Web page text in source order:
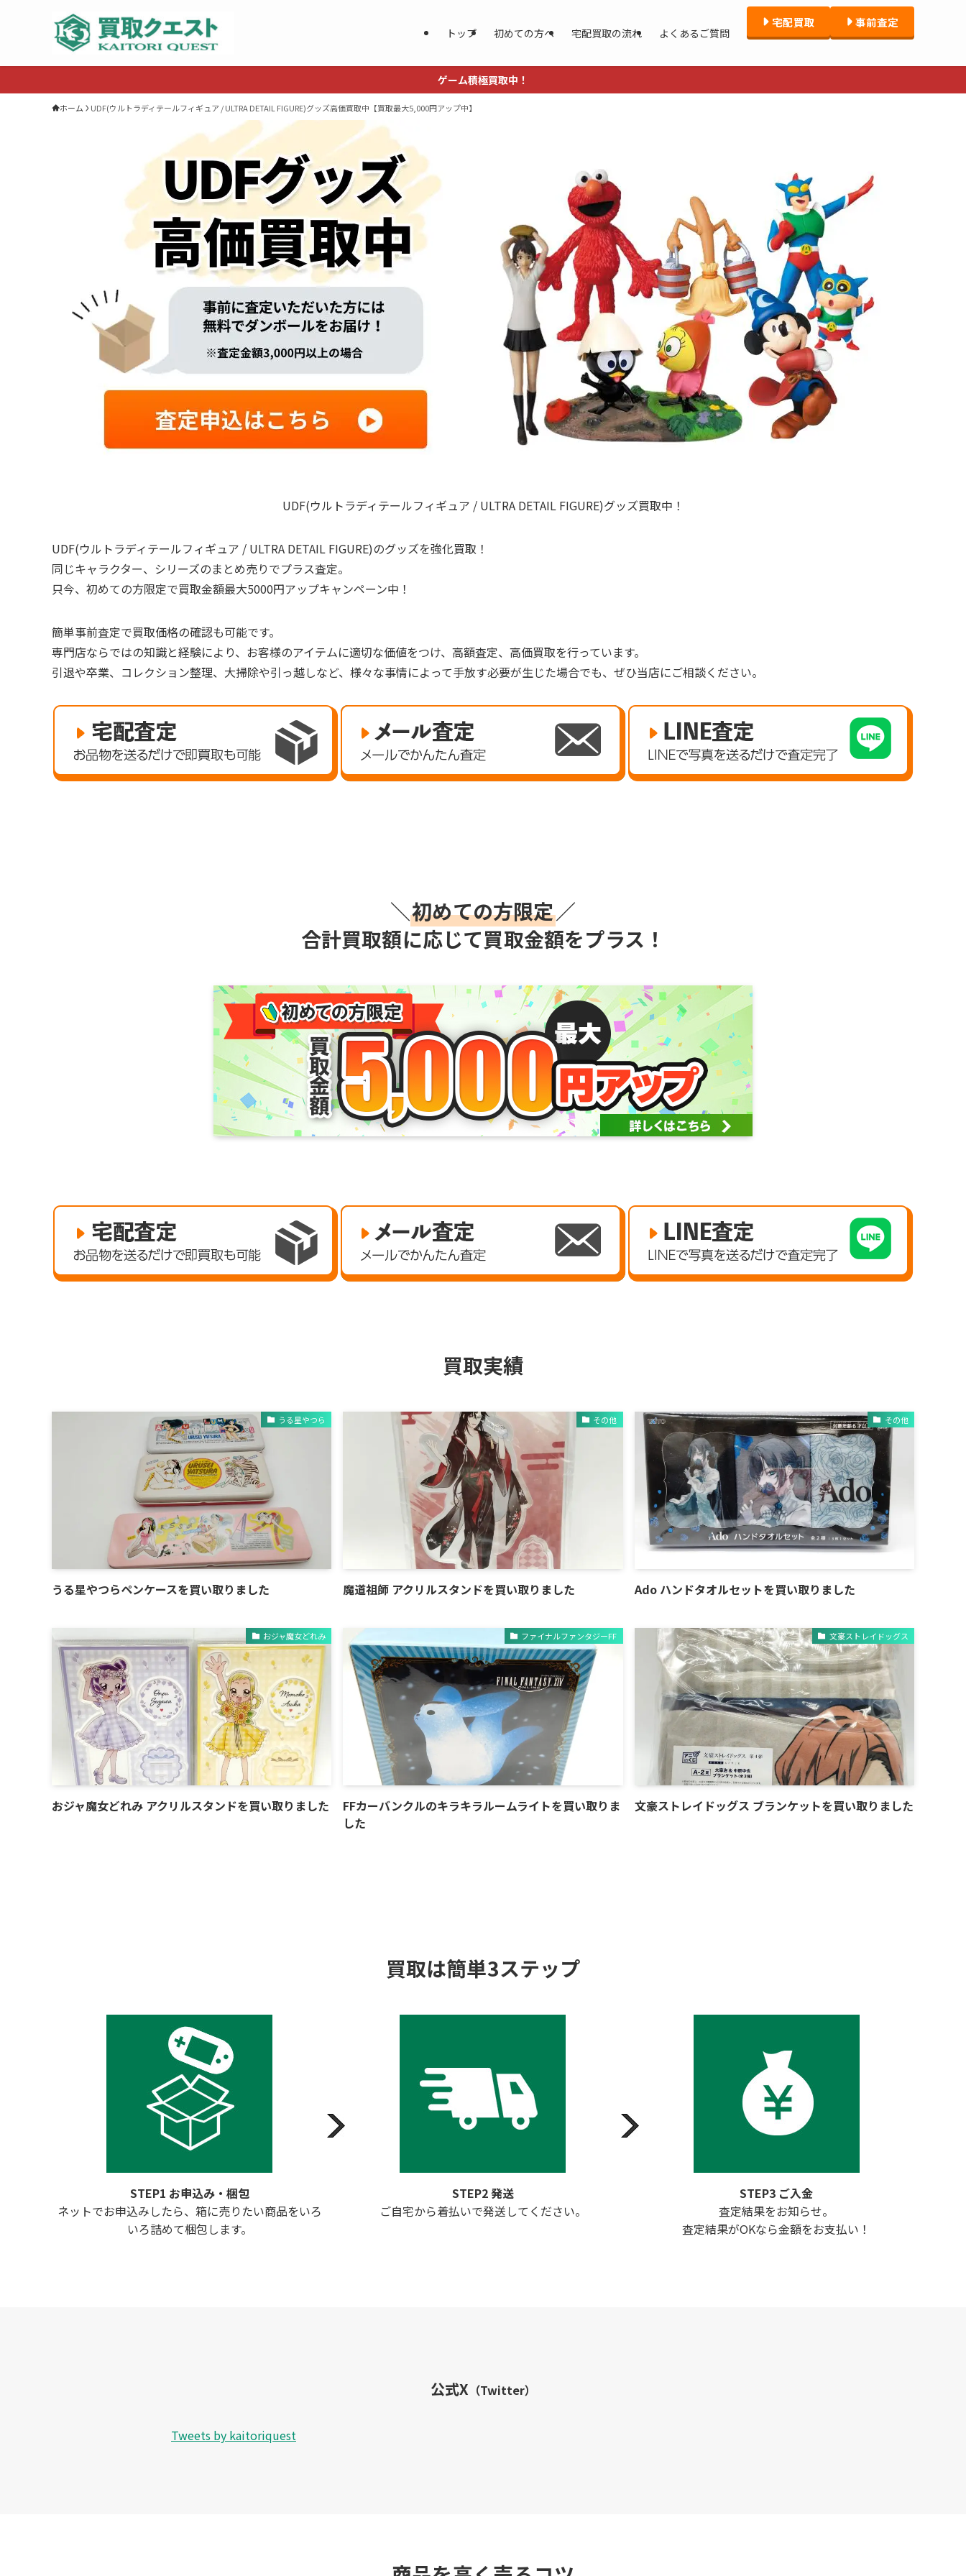
トップ 初めての方へ 宅配買取の流れ よくあるご質問
宅配買取 事前査定
ゲーム積極買取中！
ホーム UDF(ウルトラディテールフィギュア / ULTRA DETAIL FIGURE)グッズ高価買取中【買取最大5,000円アップ中】
UDF(ウルトラディテールフィギュア / ULTRA DETAIL FIGURE)グッズ買取中！
UDF(ウルトラディテールフィギュア / ULTRA DETAIL FIGURE)のグッズを強化買取！
同じキャラクター、シリーズのまとめ売りでプラス査定。
只今、初めての方限定で買取金額最大5000円アップキャンペーン中！
簡単事前査定で買取価格の確認も可能です。
専門店ならではの知識と経験により、お客様のアイテムに適切な価値をつけ、高額査定、高価買取を行っています。
引退や卒業、コレクション整理、大掃除や引っ越しなど、様々な事情によって手放す必要が生じた場合でも、ぜひ当店にご相談ください。
＼初めての方限定／
合計買取額に応じて買取金額をプラス！
買取実績
うる星やつら
うる星やつらペンケースを買い取りました
その他
魔道祖師 アクリルスタンドを買い取りました
その他
Ado ハンドタオルセットを買い取りました
おジャ魔女どれみ
おジャ魔女どれみ アクリルスタンドを買い取りました
ファイナルファンタジーFF
FFカーバンクルのキラキラルームライトを買い取りま
した
文豪ストレイドッグス
文豪ストレイドッグス ブランケットを買い取りました
買取は簡単3ステップ
STEP1 お申込み・梱包
ネットでお申込みしたら、箱に売りたい商品をいろ
いろ詰めて梱包します。
STEP2 発送
ご自宅から着払いで発送してください。
STEP3 ご入金
査定結果をお知らせ。
査定結果がOKなら金額をお支払い！
公式X （Twitter）
Tweets by kaitoriquest